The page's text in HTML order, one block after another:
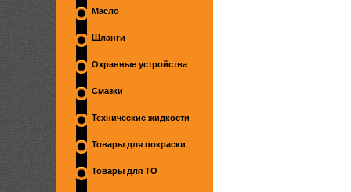
Масло
Шланги
Охранные устройства
Смазки
Технические жидкости
Товары для покраски
Товары для ТО